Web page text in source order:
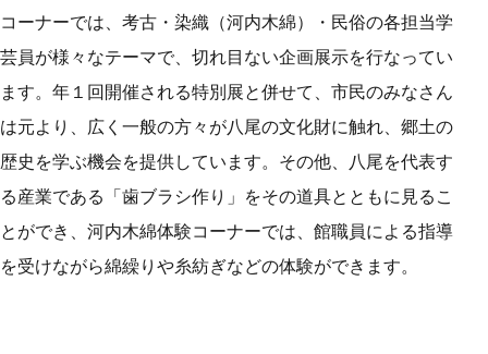
コーナーでは、考古・染織（河内木綿）・民俗の各担当学
芸員が様々なテーマで、切れ目ない企画展示を行なってい
ます。年１回開催される特別展と併せて、市民のみなさん
は元より、広く一般の方々が八尾の文化財に触れ、郷土の
歴史を学ぶ機会を提供しています。その他、八尾を代表す
る産業である「歯ブラシ作り」をその道具とともに見るこ
とができ、河内木綿体験コーナーでは、館職員による指導
を受けながら綿繰りや糸紡ぎなどの体験ができます。